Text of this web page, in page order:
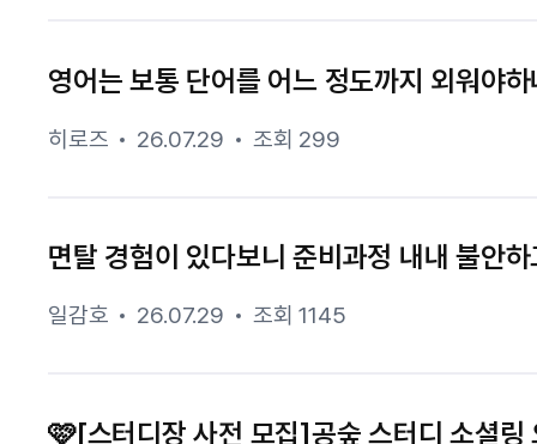
영어는 보통 단어를 어느 정도까지 외워야
히로즈 26.07.29 조회 299
면탈 경험이 있다보니 준비과정 내내 불안
일감호 26.07.29 조회 1145
🩷[스터디장 사전 모집]공숲 스터디 소셜